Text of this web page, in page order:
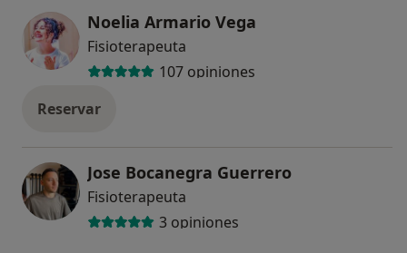
Noelia Armario Vega
Fisioterapeuta
107 opiniones
Reservar
Jose Bocanegra Guerrero
Fisioterapeuta
3 opiniones